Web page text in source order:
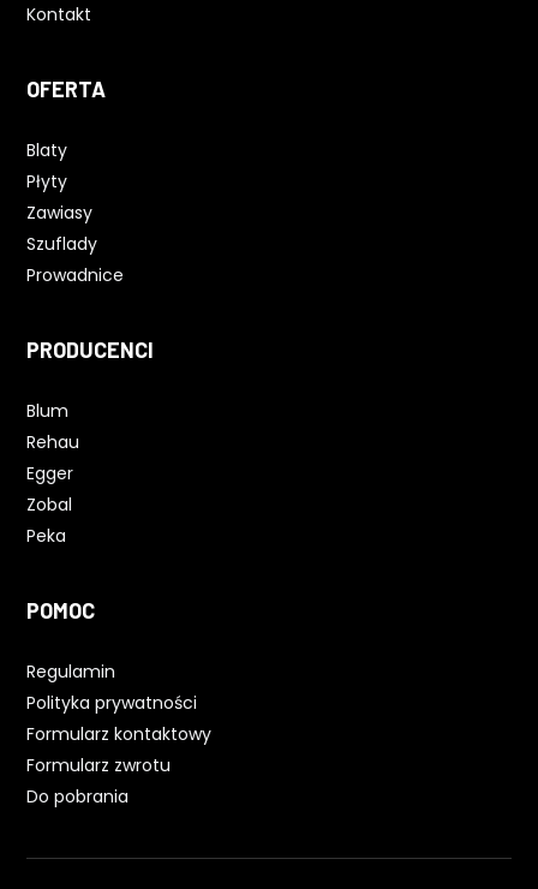
Kontakt
OFERTA
Blaty
Płyty
Zawiasy
Szuflady
Prowadnice
PRODUCENCI
Blum
Rehau
Egger
Zobal
Peka
POMOC
Regulamin
Polityka prywatności
Formularz kontaktowy
Formularz zwrotu
Do pobrania